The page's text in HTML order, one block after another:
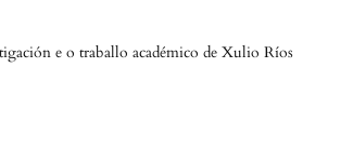
e o traballo académico de Xulio Ríos